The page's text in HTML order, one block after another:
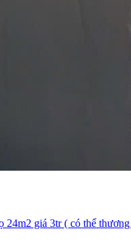
24m2 giá 3tr ( có thể